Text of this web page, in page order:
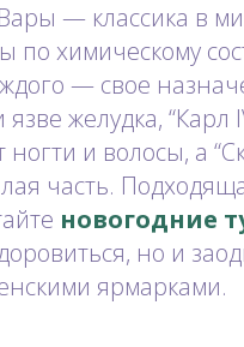
— классика в
по химическому
— свое
желудка,
ногти и волосы, а
часть.
новогодние
но и
ярмарками.